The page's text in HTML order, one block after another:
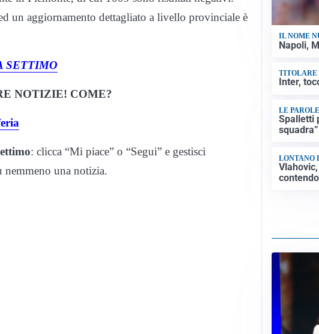
un aggiornamento dettagliato a livello provinciale è
SETTIMO
NOTIZIE! COME?
: clicca “Mi piace” o “Segui” e gestisci
una notizia.
IL NOME
Napoli,
TITOLARE
Inter,
LE PAROLE
Spalletti
squadra”
LONTANO